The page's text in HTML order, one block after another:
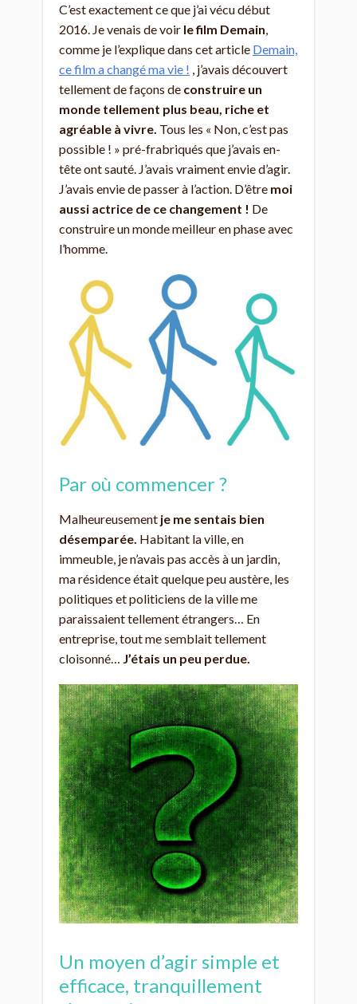
C’est exactement ce que j’ai vécu début
2016. Je venais de voir le film Demain
comme je l’explique dans cet article Demain,
ce film a changé ma vie ! , j’avais découvert
tellement de façons de construire un
monde tellement plus beau, riche et
agréable à vivre. Tous les « Non, c’est pas
possible ! » pré-frabriqués que j’avais en-
tête ont sauté. J’avais vraiment envie d’agir.
J’avais envie de passer à l’action. D’être moi
aussi actrice de ce changement ! De
construire un monde meilleur en phase avec
l’homme.
Par où commencer ?
Malheureusement je me sentais bien
désemparée. Habitant la ville, en
immeuble, je n’avais pas accès à un jardin,
ma résidence était quelque peu austère, les
politiques et politiciens de la ville me
paraissaient tellement étrangers… En
entreprise, tout me semblait tellement
cloisonné… J’étais un peu perdue.
Un moyen d’agir simple et
efficace, tranquillement